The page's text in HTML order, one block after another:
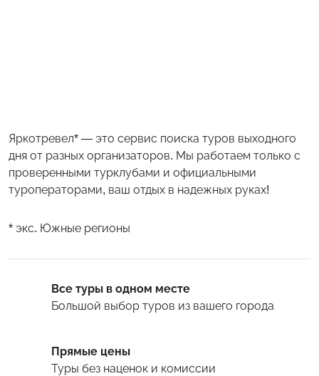
Яркотревел* — это сервис поиска туров выходного
дня от разных организаторов. Мы работаем только с
проверенными турклубами и официальными
туроператорами, ваш отдых в надежных руках!
* экс. Южные регионы
Все туры в одном месте
Большой выбор туров из вашего города
Прямые цены
Туры без наценок и комиссии